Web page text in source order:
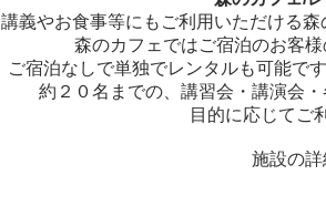
講義やお食事等にもご利用いただける
森のカフェではご宿泊のお客
ご宿泊なしで単独でレンタルも可能で
約２０名までの、講習会・講演会
目的に応じてご
施設の詳